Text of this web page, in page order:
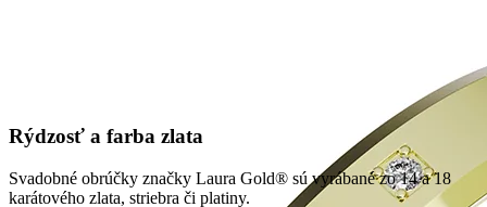
Rýdzosť a farba zlata
Svadobné obrúčky značky Laura Gold® sú vyrábané zo 14 a 18
karátového zlata, striebra či platiny.